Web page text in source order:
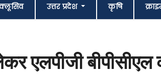
उत्तर प्रदेश कृषि
बीपीसीएल